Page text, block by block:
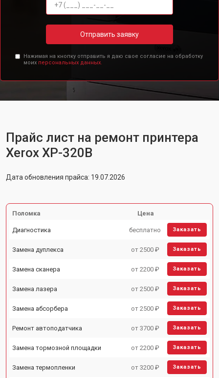
Отправить заявку
Нажимая на кнопку отправить я даю свое согласие на обработку
моих персональных данных.
Прайс лист на ремонт принтера
Xerox XP-320B
Дата обновления прайса: 19.07.2026
Поломка Цена
Диагностика бесплатно Заказать
Замена дуплекса от 2500 ₽ Заказать
Замена сканера от 2200 ₽ Заказать
Замена лазера от 2500 ₽ Заказать
Замена абсорбера от 2500 ₽ Заказать
Ремонт автоподатчика от 3700 ₽ Заказать
Замена тормозной площадки от 2200 ₽ Заказать
Замена термопленки от 3200 ₽ Заказать